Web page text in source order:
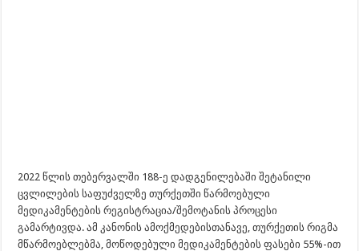
2022 წლის თებერვალში 188-ე დადგენილებაში შეტანილი
ცვლილების საფუძველზე თურქეთში წარმოებული
მედიკამენტების რეგისტრაცია/შემოტანის პროცესი
გამარტივდა. ამ კანონის ამოქმედებისთანავე, თურქეთის რიგმა
მწარმოებლებმა, მოწოდებული მედიკამენტების ფასები 55%-ით